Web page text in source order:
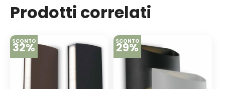
Prodotti correlati
SCONTO
32% SCONTO
29%